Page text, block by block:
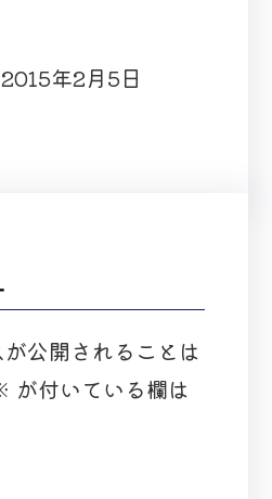
2015年2月5日
公開されることは
が付いている欄は